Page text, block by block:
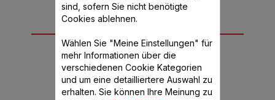
Weiteres
empfohlenes
Zubehör
sind, sofern Sie nicht benötigte
Cookies ablehnen.
Wählen Sie "Meine Einstellungen" für
mehr Informationen über die
verschiedenen Cookie Kategorien
und um eine detailliertere Auswahl zu
erhalten. Sie können Ihre Meinung zu